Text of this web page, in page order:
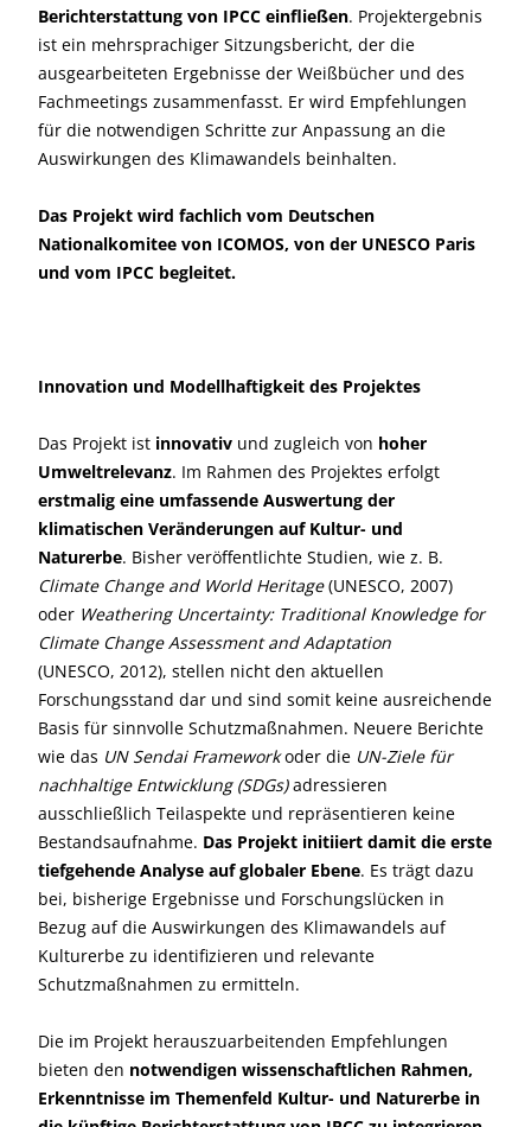
Berichterstattung von IPCC einfließen. Projektergebnis
ist ein mehrsprachiger Sitzungsbericht, der die
ausgearbeiteten Ergebnisse der Weißbücher und des
Fachmeetings zusammenfasst. Er wird Empfehlungen
für die notwendigen Schritte zur Anpassung an die
Auswirkungen des Klimawandels beinhalten.
Das Projekt wird fachlich vom Deutschen
Nationalkomitee von ICOMOS, von der UNESCO Paris
und vom IPCC begleitet.
Innovation und Modellhaftigkeit des Projektes
Das Projekt ist innovativ und zugleich von hoher
Umweltrelevanz. Im Rahmen des Projektes erfolgt
erstmalig eine umfassende Auswertung der
klimatischen Veränderungen auf Kultur- und
Naturerbe. Bisher veröffentlichte Studien, wie z. B.
Climate Change and World Heritage(UNESCO, 2007)
oder Weathering Uncertainty: Traditional Knowledge for
Climate Change Assessment and Adaptation
(UNESCO, 2012), stellen nicht den aktuellen
Forschungsstand dar und sind somit keine ausreichende
Basis für sinnvolle Schutzmaßnahmen. Neuere Berichte
wie das UN Sendai Frameworkoder die UN-Ziele für
nachhaltige Entwicklung (SDGs)adressieren
ausschließlich Teilaspekte und repräsentieren keine
Bestandsaufnahme. Das Projekt initiiert damit die erste
tiefgehende Analyse auf globaler Ebene. Es trägt dazu
bei, bisherige Ergebnisse und Forschungslücken in
Bezug auf die Auswirkungen des Klimawandels auf
Kulturerbe zu identifizieren und relevante
Schutzmaßnahmen zu ermitteln.
Die im Projekt herauszuarbeitenden Empfehlungen
bieten den notwendigen wissenschaftlichen Rahmen,
Erkenntnisse im Themenfeld Kultur- und Naturerbe in